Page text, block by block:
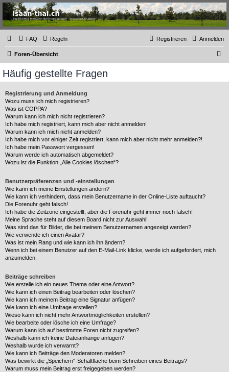
Thailand & Isaan Forum
- isaan-thai.ch
Das freundliche Forum über Thailand und den Isaan - von Membern für Member
FAQ Regeln Anmelden
Registrieren
Foren-Übersicht
Häufig gestellte Fragen
Registrierung und Anmeldung
Wozu muss ich mich registrieren?
Was ist COPPA?
Warum kann ich mich nicht registrieren?
Ich habe mich registriert, kann mich aber nicht anmelden!
Warum kann ich mich nicht anmelden?
Ich habe mich vor einiger Zeit registriert, kann mich aber nicht mehr anmelden?!
Ich habe mein Passwort vergessen!
Warum werde ich automatisch abgemeldet?
Wozu ist die Funktion „Alle Cookies löschen“?
Benutzerpräferenzen und -einstellungen
Wie kann ich meine Einstellungen ändern?
Wie kann ich verhindern, dass mein Benutzername in der Online-Liste auftaucht?
Die Forenuhr geht falsch!
Ich habe die Zeitzone eingestellt, aber die Forenuhr geht immer noch falsch!
Meine Sprache steht auf diesem Board nicht zur Auswahl!
Was sind das für Bilder, die bei meinem Benutzernamen angezeigt werden?
Wie verwende ich einen Avatar?
Was ist mein Rang und wie kann ich ihn ändern?
Wenn ich bei einem Benutzer auf den E-Mail-Link klicke, werde ich aufgefordert, mich
anzumelden.
Beiträge schreiben
Wie erstelle ich ein neues Thema oder eine Antwort?
Wie kann ich einen Beitrag bearbeiten oder löschen?
Wie kann ich meinem Beitrag eine Signatur anfügen?
Wie kann ich eine Umfrage erstellen?
Wieso kann ich nicht mehr Antwortmöglichkeiten erstellen?
Wie bearbeite oder lösche ich eine Umfrage?
Warum kann ich auf bestimmte Foren nicht zugreifen?
Weshalb kann ich keine Dateianhänge anfügen?
Weshalb wurde ich verwarnt?
Wie kann ich Beiträge den Moderatoren melden?
Was bewirkt die „Speichern“-Schaltfläche beim Schreiben eines Beitrags?
Warum muss mein Beitrag erst freigegeben werden?